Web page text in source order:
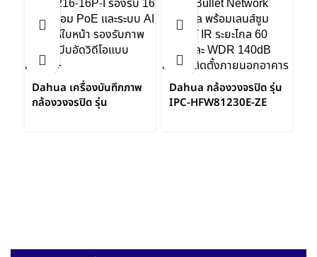
Dahua เครื่องบันทึกภาพ
กล้องวงจรปิด รุ่น
Dahua กล้องวงจรปิด รุ่น
IPC-HFW81230E-ZE